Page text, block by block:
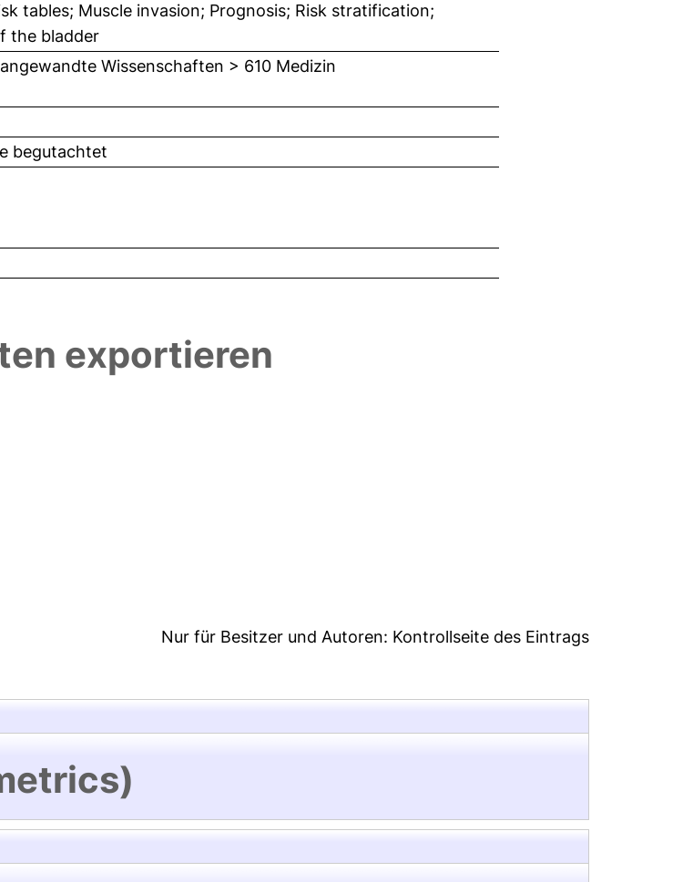
tables; Muscle invasion; Prognosis; Risk stratification;
the bladder
Wissenschaften > 610 Medizin
begutachtet
exportieren
Nur für Besitzer und Autoren: Kontrollseite des Eintrags